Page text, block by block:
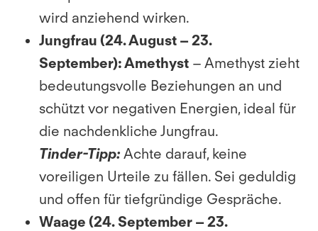
wird anziehend wirken.
Jungfrau (24. August – 23.
September):Amethyst – Amethyst zieht
bedeutungsvolle Beziehungen an und
schützt vor negativen Energien, ideal für
die nachdenkliche Jungfrau.
Tinder-Tipp: Achte darauf, keine
voreiligen Urteile zu fällen. Sei geduldig
und offen für tiefgründige Gespräche.
Waage (24. September – 23.